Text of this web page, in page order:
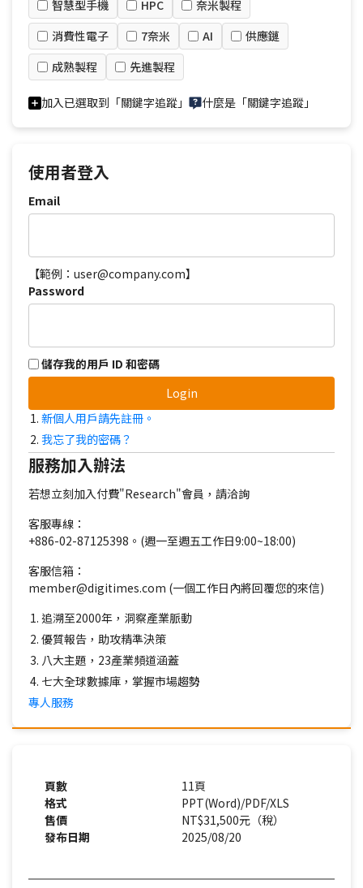
智慧型手機 HPC
奈米製程
消費性電子
7奈米 AI
供應鏈
成熟製程
先進製程
加入已選取到「關鍵字追蹤」 什麼是「關鍵字追蹤」
使用者登入
Email
【範例：user@company.com】
Password
儲存我的用戶 ID 和密碼
Login
新個人用戶請先註冊。
我忘了我的密碼？
服務加入辦法
若想立刻加入付費"Research"會員，請洽詢
客服專線：
+886-02-87125398。(週一至週五工作日9:00~18:00)
客服信箱：
member@digitimes.com (一個工作日內將回覆您的來信)
追溯至2000年，洞察產業脈動
優質報告，助攻精準決策
八大主題，23產業頻道涵蓋
七大全球數據庫，掌握市場趨勢
專人服務
頁數
11頁
格式
PPT(Word)/PDF/XLS
售價
NT$31,500元（稅）
發布日期
2025/08/20